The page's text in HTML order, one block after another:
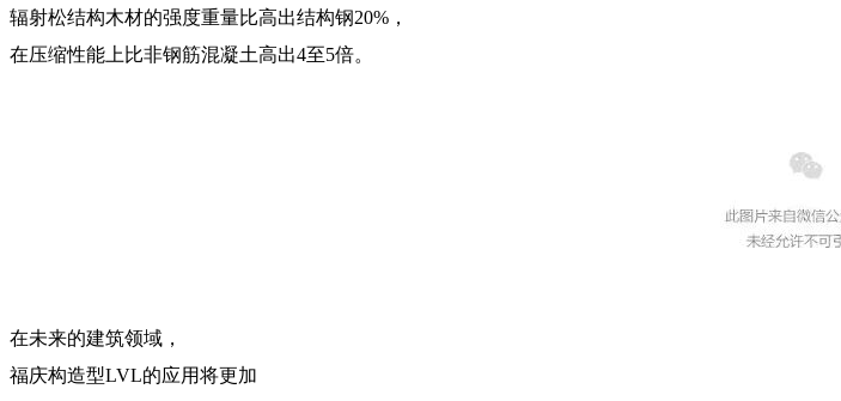
辐射松结构木材的强度重量比高出结构钢20%，
在压缩性能上比非钢筋混凝土高出4至5倍。
在未来的建筑领域，
福庆构造型LVL的应用将更加